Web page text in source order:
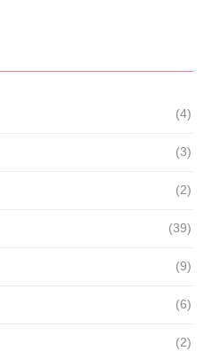
(4)
(3)
(2)
(39)
(9)
(6)
(2)